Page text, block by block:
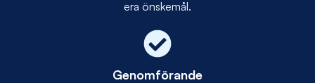
era önskemål.
Genomförande